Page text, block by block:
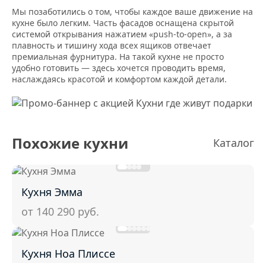
Мы позаботились о том, чтобы каждое ваше движение на
кухне было легким. Часть фасадов оснащена скрытой
системой открывания нажатием «push-to-open», а за
плавность и тишину хода всех ящиков отвечает
премиальная фурнитура. На такой кухне не просто
удобно готовить — здесь хочется проводить время,
наслаждаясь красотой и комфортом каждой детали.
Похожие кухни Каталог
Кухня Эмма
от 140 290 руб.
Кухня Ноа Плиссе